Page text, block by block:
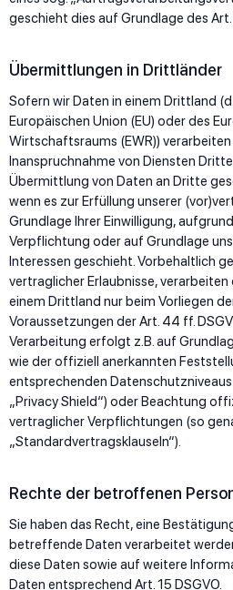
geschieht dies auf Grundlage des Art.
Übermittlungen in Drittländer
Sofern wir Daten in einem Drittland
Europäischen Union (EU) oder des
Wirtschaftsraums (EWR))
Inanspruchnahme von Diensten
Übermittlung von Daten an Dritte
wenn es zur Erfüllung unserer
Grundlage Ihrer Einwilligung,
Verpflichtung oder auf Grundlage
Interessen geschieht. Vorbehaltlich
vertraglicher Erlaubnisse, verarbeiten
einem Drittland nur beim Vorliegen
Voraussetzungen der Art. 44 ff.
Verarbeitung erfolgt z.B. auf
wie der offiziell anerkannten
entsprechenden Datenschutzniveaus
„Privacy Shield“) oder Beachtung
vertraglicher Verpflichtungen (so
„Standardvertragsklauseln“).
Rechte der betroffenen
Sie haben das Recht, eine
betreffende Daten verarbeitet
diese Daten sowie auf weitere
Daten entsprechend Art. 15 DSGVO.